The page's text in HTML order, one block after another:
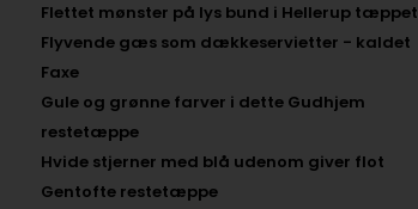
Flettet mønster på lys bund i Hellerup tæppet
Flyvende gæs som dækkeservietter - kaldet
Faxe
Gule og grønne farver i dette Gudhjem
restetæppe
Hvide stjerner med blå udenom giver flot
Gentofte restetæppe